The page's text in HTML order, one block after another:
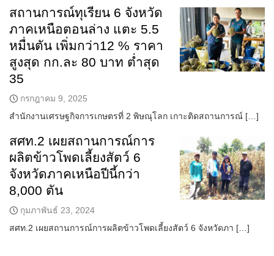
สถานการณ์ทุเรียน 6 จังหวัด
ภาคเหนือตอนล่าง แตะ 5.5
หมื่นตัน เพิ่มกว่า12 % ราคา
สูงสุด กก.ละ 80 บาท ต่ำสุด
35
กรกฎาคม 9, 2025
สำนักงานเศรษฐกิจการเกษตรที่ 2 พิษณุโลก เกาะติดสถานการณ์ […]
สศท.2 เผยสถานการณ์การ
ผลิตข้าวโพดเลี้ยงสัตว์ 6
จังหวัดภาคเหนือปีนี้กว่า
8,000 ตัน
กุมภาพันธ์ 23, 2024
สศท.2 เผยสถานการณ์การผลิตข้าวโพดเลี้ยงสัตว์ 6 จังหวัดภา […]